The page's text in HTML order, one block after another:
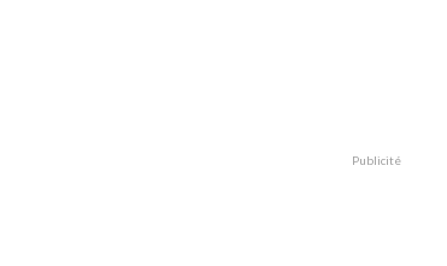
Publicité